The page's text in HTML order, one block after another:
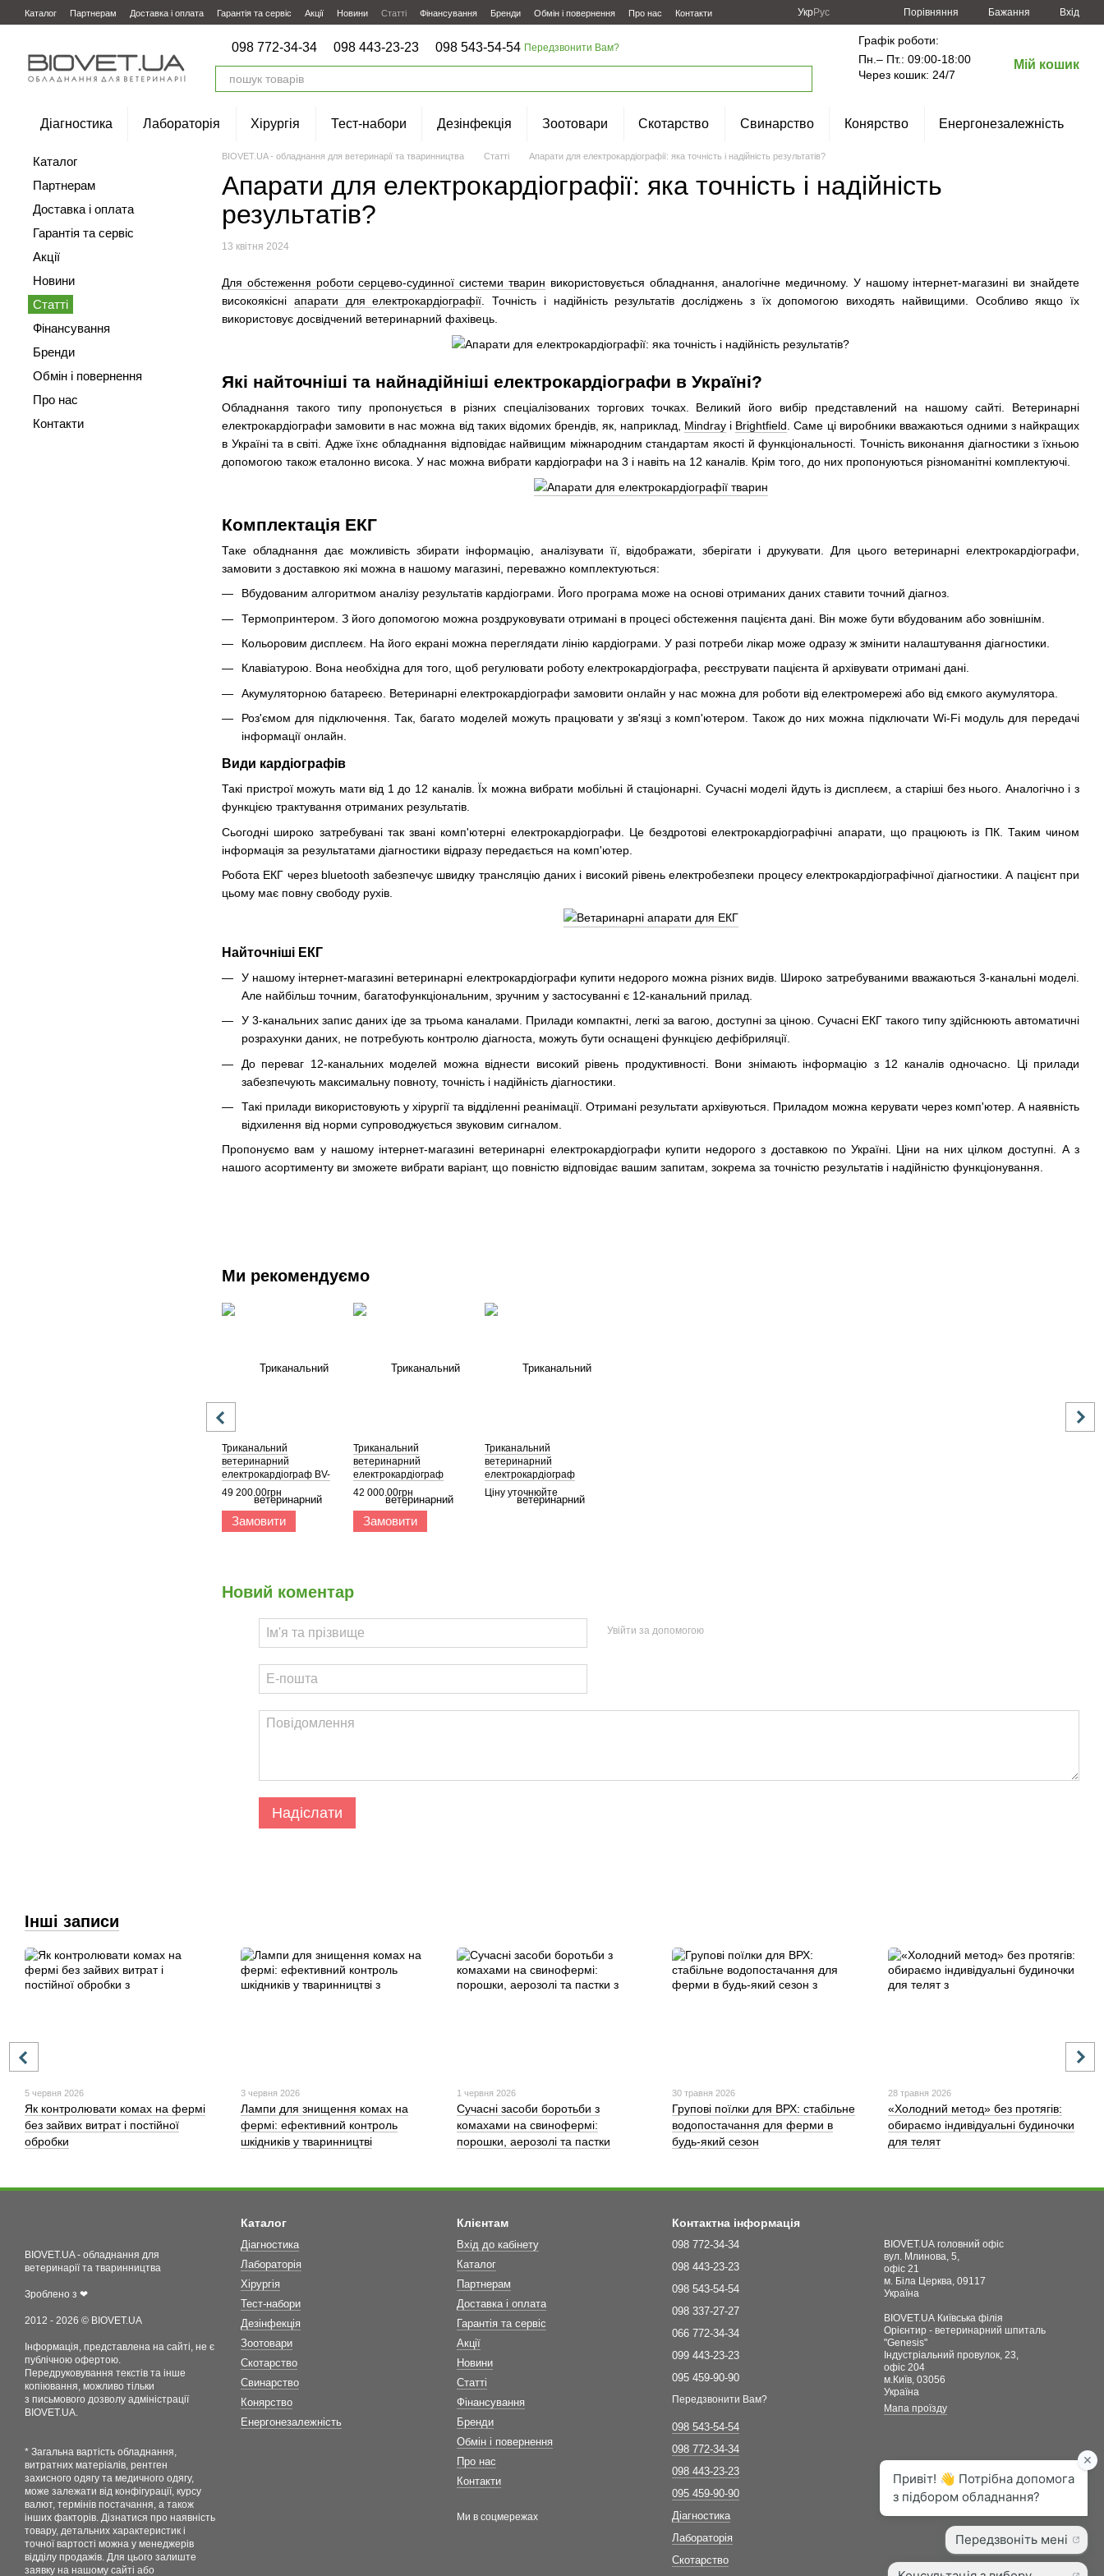
Перейти до основного контенту
Каталог Партнерам Доставка і оплата Гарантія та сервіс Акції Новини Статті Фінансування Бренди Обмін і повернення Про нас Контакти УкрРус Порівняння Бажання Вхід
098 772-34-34 098 443-23-23 098 543-54-54 Передзвонити Вам?
Графік роботи:
Пн.– Пт.: 09:00-18:00
Через кошик: 24/7
Мій кошик
Діагностика Лабораторія Хірургія Тест-набори Дезінфекція Зоотовари Скотарство Свинарство Конярство Енергонезалежність
BIOVET.UA - обладнання для ветеринарії та тваринництва Статті Апарати для електрокардіографії: яка точність і надійність результатів?
Апарати для електрокардіографії: яка точність і надійність
результатів?
13 квітня 2024
Для обстеження роботи серцево-судинної системи тварин використовується обладнання, аналогічне медичному. У нашому інтернет-магазині ви знайдете
високоякісні апарати для електрокардіографії. Точність і надійність результатів досліджень з їх допомогою виходять найвищими. Особливо якщо їх
використовує досвідчений ветеринарний фахівець.
Які найточніші та найнадійніші електрокардіографи в Україні?
Обладнання такого типу пропонується в різних спеціалізованих торгових точках. Великий його вибір представлений на нашому сайті. Ветеринарні
електрокардіографи замовити в нас можна від таких відомих брендів, як, наприклад, Mindray і Brightfield . Саме ці виробники вважаються одними з найкращих
в Україні та в світі. Адже їхнє обладнання відповідає найвищим міжнародним стандартам якості й функціональності. Точність виконання діагностики з їхньою
допомогою також еталонно висока. У нас можна вибрати кардіографи на 3 і навіть на 12 каналів. Крім того, до них пропонуються різноманітні комплектуючі.
Комплектація ЕКГ
Таке обладнання дає можливість збирати інформацію, аналізувати її, відображати, зберігати і друкувати. Для цього ветеринарні електрокардіографи,
замовити з доставкою які можна в нашому магазині, переважно комплектуються:
Вбудованим алгоритмом аналізу результатів кардіограми. Його програма може на основі отриманих даних ставити точний діагноз.
Термопринтером. З його допомогою можна роздруковувати отримані в процесі обстеження пацієнта дані. Він може бути вбудованим або зовнішнім.
Кольоровим дисплеєм. На його екрані можна переглядати лінію кардіограми. У разі потреби лікар може одразу ж змінити налаштування діагностики.
Клавіатурою. Вона необхідна для того, щоб регулювати роботу електрокардіографа, реєструвати пацієнта й архівувати отримані дані.
Акумуляторною батареєю. Ветеринарні електрокардіографи замовити онлайн у нас можна для роботи від електромережі або від ємкого акумулятора.
Роз'ємом для підключення. Так, багато моделей можуть працювати у зв'язці з комп'ютером. Також до них можна підключати Wi-Fi модуль для передачі
інформації онлайн.
Види кардіографів
Такі пристрої можуть мати від 1 до 12 каналів. Їх можна вибрати мобільні й стаціонарні. Сучасні моделі йдуть із дисплеєм, а старіші без нього. Аналогічно і з
функцією трактування отриманих результатів.
Сьогодні широко затребувані так звані комп'ютерні електрокардіографи. Це бездротові електрокардіографічні апарати, що працюють із ПК. Таким чином
інформація за результатами діагностики відразу передається на комп'ютер.
Робота ЕКГ через bluetooth забезпечує швидку трансляцію даних і високий рівень електробезпеки процесу електрокардіографічної діагностики. А пацієнт при
цьому має повну свободу рухів.
Найточніші ЕКГ
У нашому інтернет-магазині ветеринарні електрокардіографи купити недорого можна різних видів. Широко затребуваними вважаються 3-канальні моделі.
Але найбільш точним, багатофункціональним, зручним у застосуванні є 12-канальний прилад.
У 3-канальних запис даних іде за трьома каналами. Прилади компактні, легкі за вагою, доступні за ціною. Сучасні ЕКГ такого типу здійснюють автоматичні
розрахунки даних, не потребують контролю діагноста, можуть бути оснащені функцією дефібриляції.
До переваг 12-канальних моделей можна віднести високий рівень продуктивності. Вони знімають інформацію з 12 каналів одночасно. Ці прилади
забезпечують максимальну повноту, точність і надійність діагностики.
Такі прилади використовують у хірургії та відділенні реанімації. Отримані результати архівуються. Приладом можна керувати через комп'ютер. А наявність
відхилення від норми супроводжується звуковим сигналом.
Пропонуємо вам у нашому інтернет-магазині ветеринарні електрокардіографи купити недорого з доставкою по Україні. Ціни на них цілком доступні. А з
нашого асортименту ви зможете вибрати варіант, що повністю відповідає вашим запитам, зокрема за точністю результатів і надійністю функціонування.
Ми рекомендуємо
Триканальний
ветеринарний
електрокардіограф BV-
iE300
49 200.00грн
Замовити
Триканальний
ветеринарний
електрокардіограф
BeneHeart R3 Vet, Mindray
42 000.00грн
Замовити
Триканальний
ветеринарний
електрокардіограф
Brightfield Healthcare E3
Ціну уточнюйте
Новий коментар
Увійти за допомогою
Надіслати
Каталог
Партнерам
Доставка і оплата
Гарантія та сервіс
Акції
Новини
Статті
Фінансування
Бренди
Обмін і повернення
Про нас
Контакти
Інші записи
5 червня 2026
Як контролювати комах на фермі
без зайвих витрат і постійної
обробки
3 червня 2026
Лампи для знищення комах на
фермі: ефективний контроль
шкідників у тваринництві
1 червня 2026
Сучасні засоби боротьби з
комахами на свинофермі:
порошки, аерозолі та пастки
30 травня 2026
Групові поїлки для ВРХ: стабільне
водопостачання для ферми в
будь-який сезон
28 травня 2026
«Холодний метод» без протягів:
обираємо індивідуальні будиночки
для телят
BIOVET.UA - обладнання для
ветеринарії та тваринництва
Зроблено з ❤
2012 - 2026 © BIOVET.UA
Інформація, представлена на сайті, не є
публічною офертою.
Передруковування текстів та інше
копіювання, можливо тільки
з письмового дозволу адміністрації
BIOVET.UA.
* Загальна вартість обладнання,
витратних матеріалів, рентген
захисного одягу та медичного одягу,
може залежати від конфігурації, курсу
валют, термінів постачання, а також
інших факторів. Дізнатися про наявність
товару, детальних характеристик і
точної вартості можна у менеджерів
відділу продажів. Для цього залиште
заявку на нашому сайті або
Каталог
Діагностика
Лабораторія
Хірургія
Тест-набори
Дезінфекція
Зоотовари
Скотарство
Свинарство
Конярство
Енергонезалежність
Клієнтам
Вхід до кабінету
Каталог
Партнерам
Доставка і оплата
Гарантія та сервіс
Акції
Новини
Статті
Фінансування
Бренди
Обмін і повернення
Про нас
Контакти
Ми в соцмережах
Контактна інформація
098 772-34-34
098 443-23-23
098 543-54-54
098 337-27-27
066 772-34-34
099 443-23-23
095 459-90-90
Передзвонити Вам?
098 543-54-54
098 772-34-34
098 443-23-23
095 459-90-90
Діагностика
Лабораторія
Скотарство
BIOVET.UA головний офіс
вул. Млинова, 5,
офіс 21
м. Біла Церква, 09117
Україна
BIOVET.UA Київська філія
Орієнтир - ветеринарний шпиталь
"Genesis"
Індустріальний провулок, 23,
офіс 204
м.Київ, 03056
Україна
Мапа проїзду